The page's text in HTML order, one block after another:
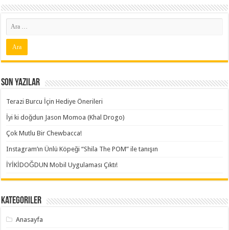
Son Yazılar
Terazi Burcu İçin Hediye Önerileri
İyi ki doğdun Jason Momoa (Khal Drogo)
Çok Mutlu Bir Chewbacca!
Instagram’ın Ünlü Köpeği “Shila The POM” ile tanışın
İYİKİDOĞDUN Mobil Uygulaması Çıktı!
Kategoriler
Anasayfa